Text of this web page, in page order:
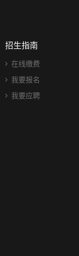
招生指南
在线缴费
我要报名
我要应聘